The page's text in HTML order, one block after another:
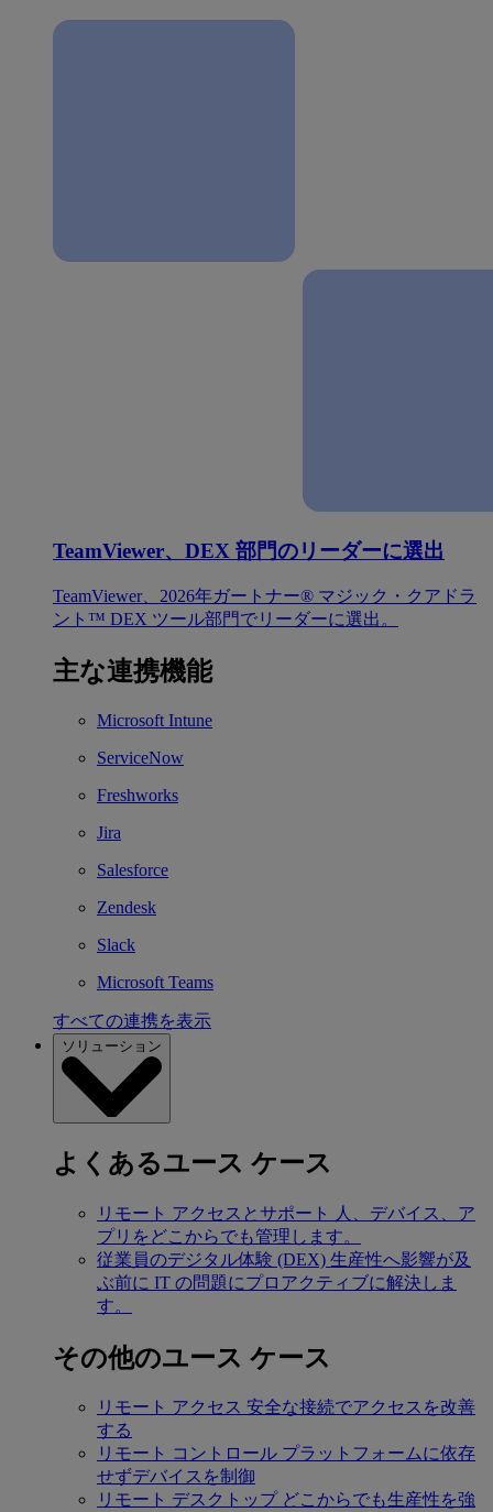
TeamViewer、DEX 部門のリーダーに選出
TeamViewer、2026年ガートナー® マジック・クアドラ
ント™ DEX ツール部門でリーダーに選出。
主な連携機能
Microsoft Intune
ServiceNow
Freshworks
Jira
Salesforce
Zendesk
Slack
Microsoft Teams
すべての連携を表示
ソリューション
よくあるユース ケース
リモート アクセスとサポート
人、デバイス、ア
プリをどこからでも管理します。
従業員のデジタル体験 (DEX) 生産性へ影響が及
ぶ前に IT の問題にプロアクティブに解決しま
す。
その他のユース ケース
リモート アクセス 安全な接続でアクセスを改善
する
リモート コントロール プラットフォームに依存
せずデバイスを制御
リモート デスクトップ どこからでも生産性を強